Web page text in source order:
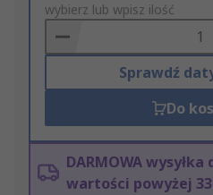
to
Basket
wybierz lub wpisz ilość
Sprawdź
Do
DARMOWA
wartości powyżej